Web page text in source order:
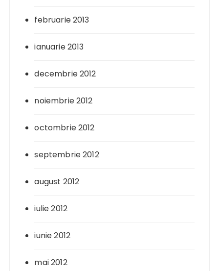
februarie 2013
ianuarie 2013
decembrie 2012
noiembrie 2012
octombrie 2012
septembrie 2012
august 2012
iulie 2012
iunie 2012
mai 2012